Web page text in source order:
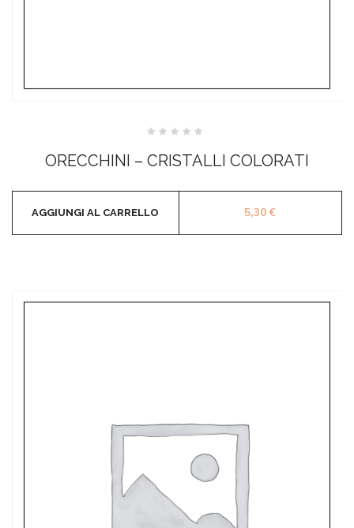
su
5
ORECCHINI – CRISTALLI COLORATI
5,30€
AGGIUNGI AL CARRELLO